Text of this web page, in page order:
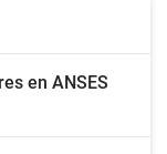
en ANSES